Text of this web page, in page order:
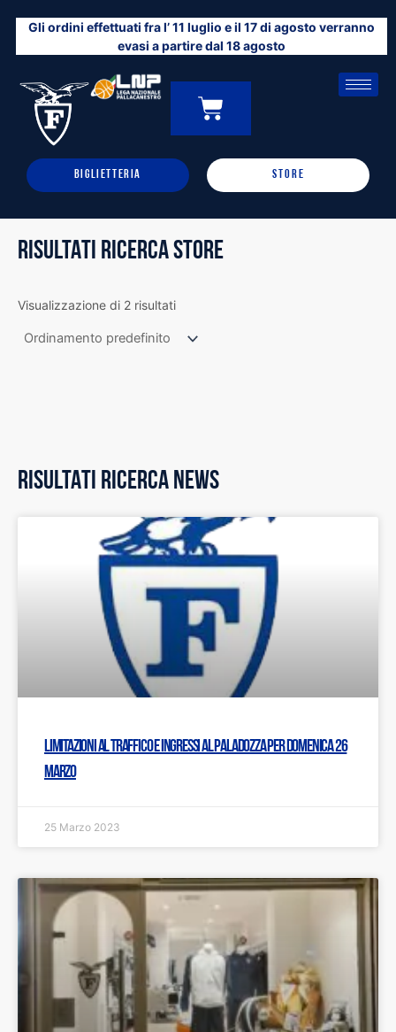
contenuto
Gli ordini effettuati fra l’ 11 luglio e il 17 di agosto verranno
evasi a partire dal 18 agosto
0
CARRELLO
BIGLIETTERIA STORE
RISULTATI RICERCA STORE
Visualizzazione di 2 risultati
RISULTATI RICERCA NEWS
Limitazioni al traffico e ingressi al PalaDozza per domenica 26
marzo
25 Marzo 2023